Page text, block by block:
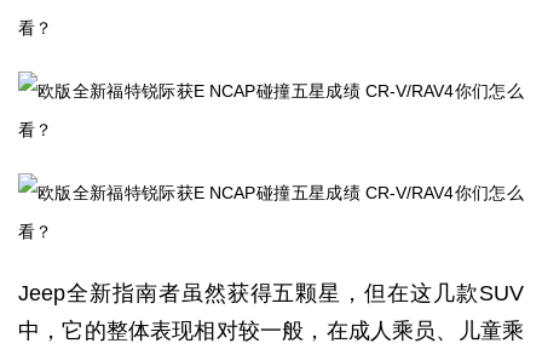
Jeep全新指南者虽然获得五颗星，但在这几款SUV
中，它的整体表现相对较一般，在成人乘员、儿童乘